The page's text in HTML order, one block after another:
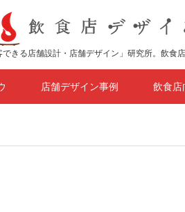
きる店舗設計・店舗デザイン」研究所。飲食
店舗デザイン事例 飲食店